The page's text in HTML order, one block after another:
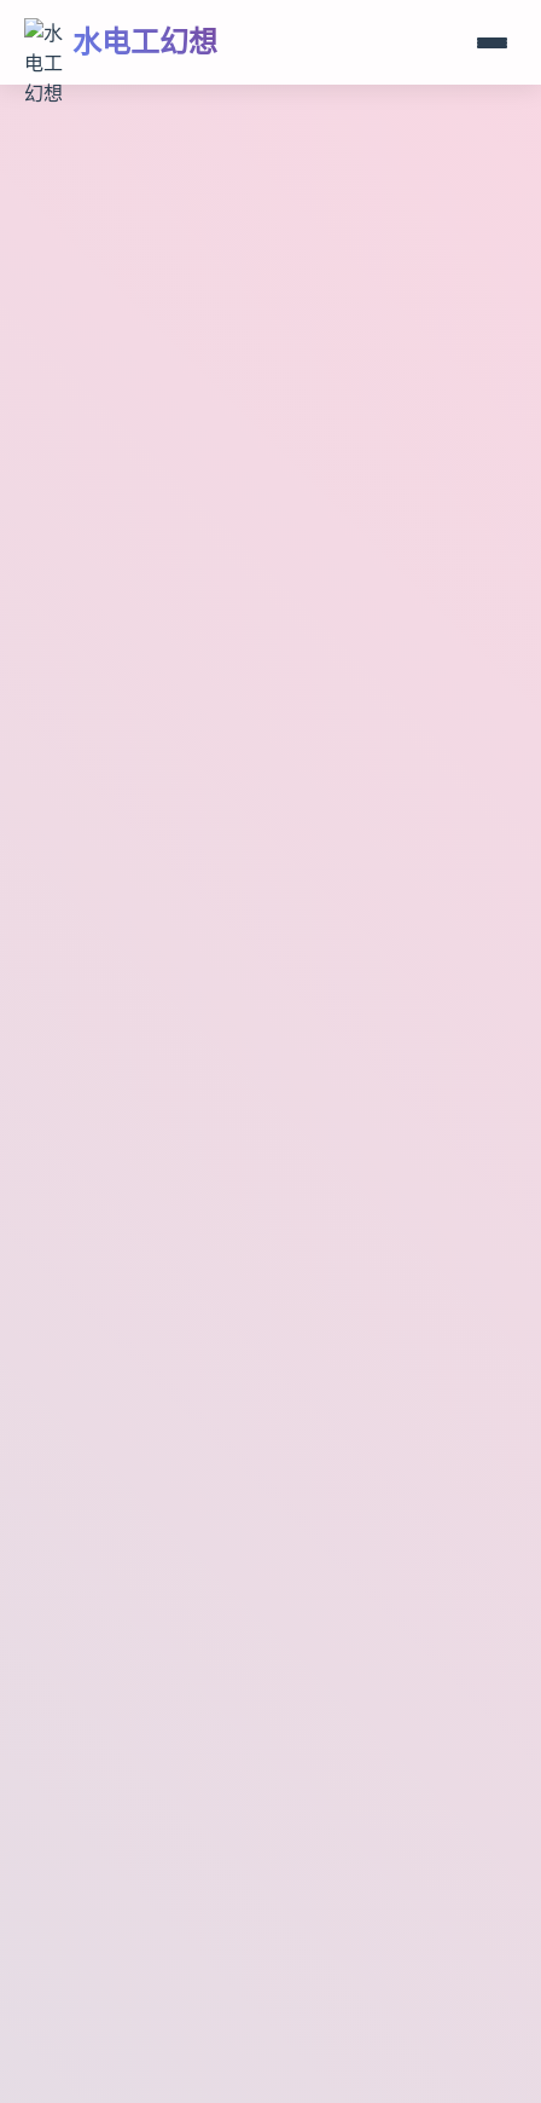
水电工幻想